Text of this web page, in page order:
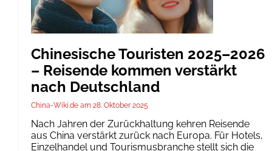
Chinesische Touristen 2025–2026
– Reisende kommen verstärkt
nach Deutschland
China-Wiki.de 28. Oktober 2025
Nach Jahren der Zurückhaltung kehren Reisende
aus China verstärkt zurück nach Europa. Für Hotels,
Einzelhandel und Tourismusbranche stellt sich die